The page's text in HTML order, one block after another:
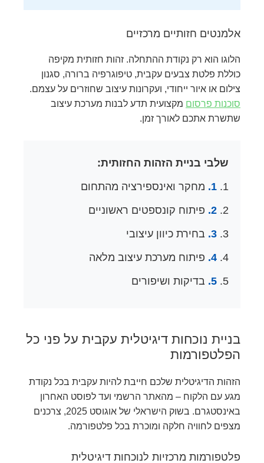
אלמנטים חזותיים מרכזיים
הלוגו הוא רק נקודת ההתחלה. זהות חזותית מקיפה
כוללת פלטת צבעים עקבית, טיפוגרפיה ברורה, סגנון
צילום או איור ייחודי, ועקרונות עיצוב שחוזרים על עצמם.
סוכנות פרסום מקצועית תדע לבנות מערכת עיצוב
שתשרת אתכם לאורך זמן.
שלבי בניית הזהות החזותית:
1. מחקר ואינספירציה מהתחום
2. פיתוח קונספטים ראשוניים
3. בחירת כיוון עיצובי
4. פיתוח מערכת עיצוב מלאה
5. בדיקות ושיפורים
בניית נוכחות דיגיטלית עקבית על פני כל
הפלטפורמות
הזהות הדיגיטלית שלכם חייבת להיות עקבית בכל נקודת
מגע עם הלקוח – מהאתר הרשמי ועד לפוסט האחרון
באינסטגרם. בשוק הישראלי של אוגוסט 2025, צרכנים
מצפים לחוויה חלקה ומוכרת בכל פלטפורמה.
פלטפורמות מרכזיות לנוכחות דיגיטלית